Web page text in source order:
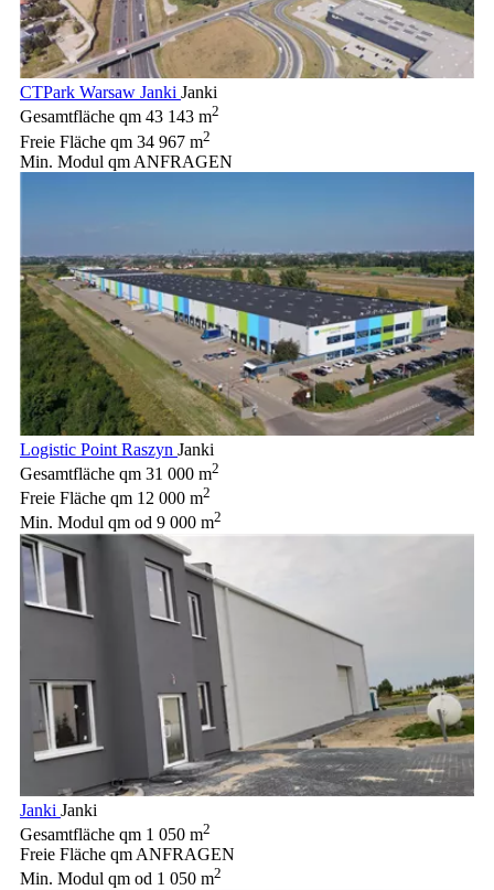
CTPark Warsaw Janki Janki
Gesamtfläche qm 43 143 m2
Freie Fläche qm 34 967 m2
Min. Modul qm ANFRAGEN
Logistic Point Raszyn Janki
Gesamtfläche qm 31 000 m2
Freie Fläche qm 12 000 m2
Min. Modul qm od 9 000 m2
Janki Janki
Gesamtfläche qm 1 050 m2
Freie Fläche qmANFRAGEN
Min. Modul qm od 1 050 m2